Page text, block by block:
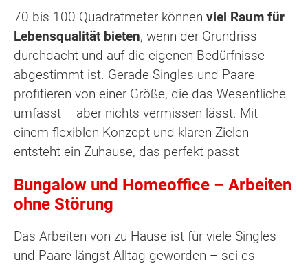
70 bis 100 Quadratmeter können viel Raum für
Lebensqualität bieten, wenn der Grundriss
durchdacht und auf die eigenen Bedürfnisse
abgestimmt ist. Gerade Singles und Paare
profitieren von einer Größe, die das Wesentliche
umfasst – aber nichts vermissen lässt. Mit
einem flexiblen Konzept und klaren Zielen
entsteht ein Zuhause, das perfekt passt
Bungalow und Homeoffice – Arbeiten
ohne Störung
Das Arbeiten von zu Hause ist für viele Singles
und Paare längst Alltag geworden – sei es